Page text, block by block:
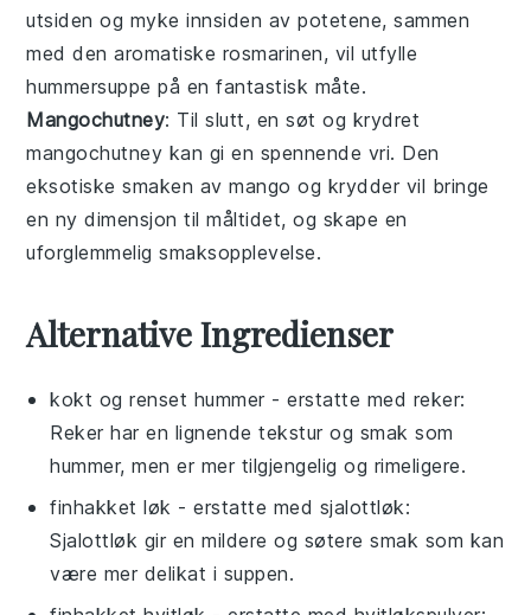
utsiden og myke innsiden av potetene, sammen
med den aromatiske rosmarinen, vil utfylle
hummersuppe på en fantastisk måte.
Mangochutney: Til slutt, en søt og krydret
mangochutney kan gi en spennende vri. Den
eksotiske smaken av mango og krydder vil bringe
en ny dimensjon til måltidet, og skape en
uforglemmelig smaksopplevelse.
Alternative Ingredienser
kokt og renset hummer - erstatte med reker:
Reker har en lignende tekstur og smak som
hummer, men er mer tilgjengelig og rimeligere.
finhakket løk - erstatte med sjalottløk:
Sjalottløk gir en mildere og søtere smak som kan
være mer delikat i suppen.